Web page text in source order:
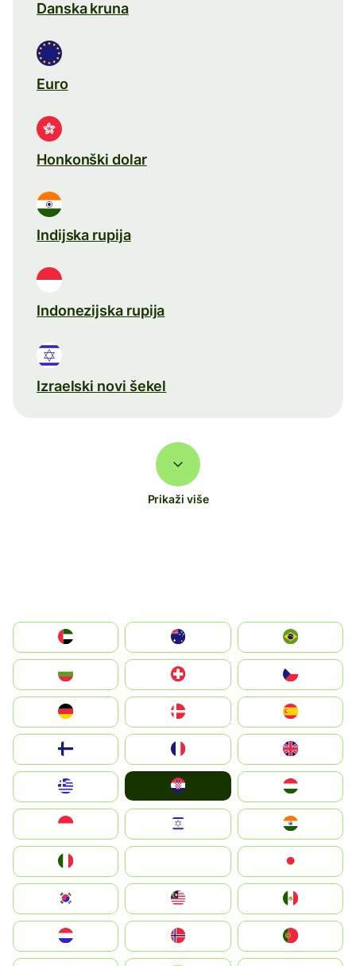
Danska kruna
Euro
Honkonški dolar
Indijska rupija
Indonezijska rupija
Izraelski novi šekel
Prikaži više
الإمارات العربية المتحدة
Switzerland
Deutschland
United Kingdom
Magyarország
South Korea